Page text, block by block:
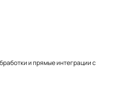
и прямые интеграции с